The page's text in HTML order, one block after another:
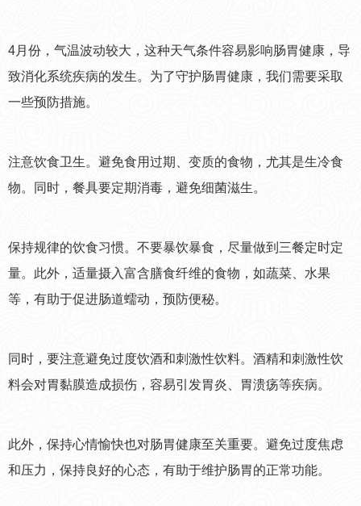
4月份，气温波动较大，这种天气条件容易影响肠胃健康，导
致消化系统疾病的发生。为了守护肠胃健康，我们需要采取
一些预防措施。
注意饮食卫生。避免食用过期、变质的食物，尤其是生冷食
物。同时，餐具要定期消毒，避免细菌滋生。
保持规律的饮食习惯。不要暴饮暴食，尽量做到三餐定时定
量。此外，适量摄入富含膳食纤维的食物，如蔬菜、水果
等，有助于促进肠道蠕动，预防便秘。
同时，要注意避免过度饮酒和刺激性饮料。酒精和刺激性饮
料会对胃黏膜造成损伤，容易引发胃炎、胃溃疡等疾病。
此外，保持心情愉快也对肠胃健康至关重要。避免过度焦虑
和压力，保持良好的心态，有助于维护肠胃的正常功能。